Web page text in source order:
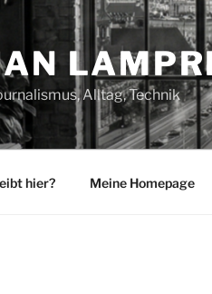
Alltag, Technik
hier? Meine Homepage